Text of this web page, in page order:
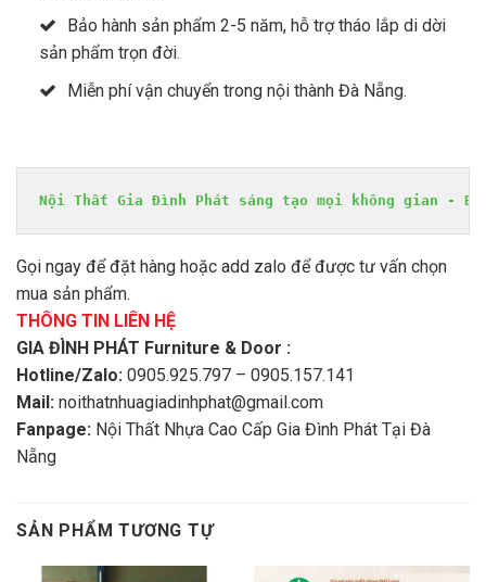
Bảo hành sản phẩm 2-5 năm, hỗ trợ tháo lắp di dời
sản phẩm trọn đời.
Miễn phí vận chuyển trong nội thành Đà Nẵng.
Nội Thất Gia Đình Phát sáng tạo mọi không gian -
Gọi ngay để đặt hàng hoặc add zalo để được tư vấn chọn
mua sản phẩm.
THÔNG TIN LIÊN HỆ
GIA ĐÌNH PHÁT Furniture & Door :
Hotline/Zalo: 0905.925.797 – 0905.157.141
Mail: noithatnhuagiadinhphat@gmail.com
Fanpage: Nội Thất Nhựa Cao Cấp Gia Đình Phát Tại Đà
Nẵng
SẢN PHẨM TƯƠNG TỰ